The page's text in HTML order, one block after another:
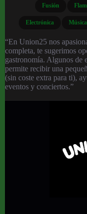
Fusión
Electrónica
“En Union25 nos
completa, te sugerimos
gastronomía. Algunos de
permite recibir una
(sin coste extra para ti),
eventos y conciertos.”